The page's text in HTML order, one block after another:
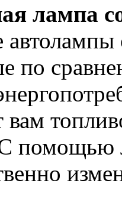
лампа
по
вам
помощью